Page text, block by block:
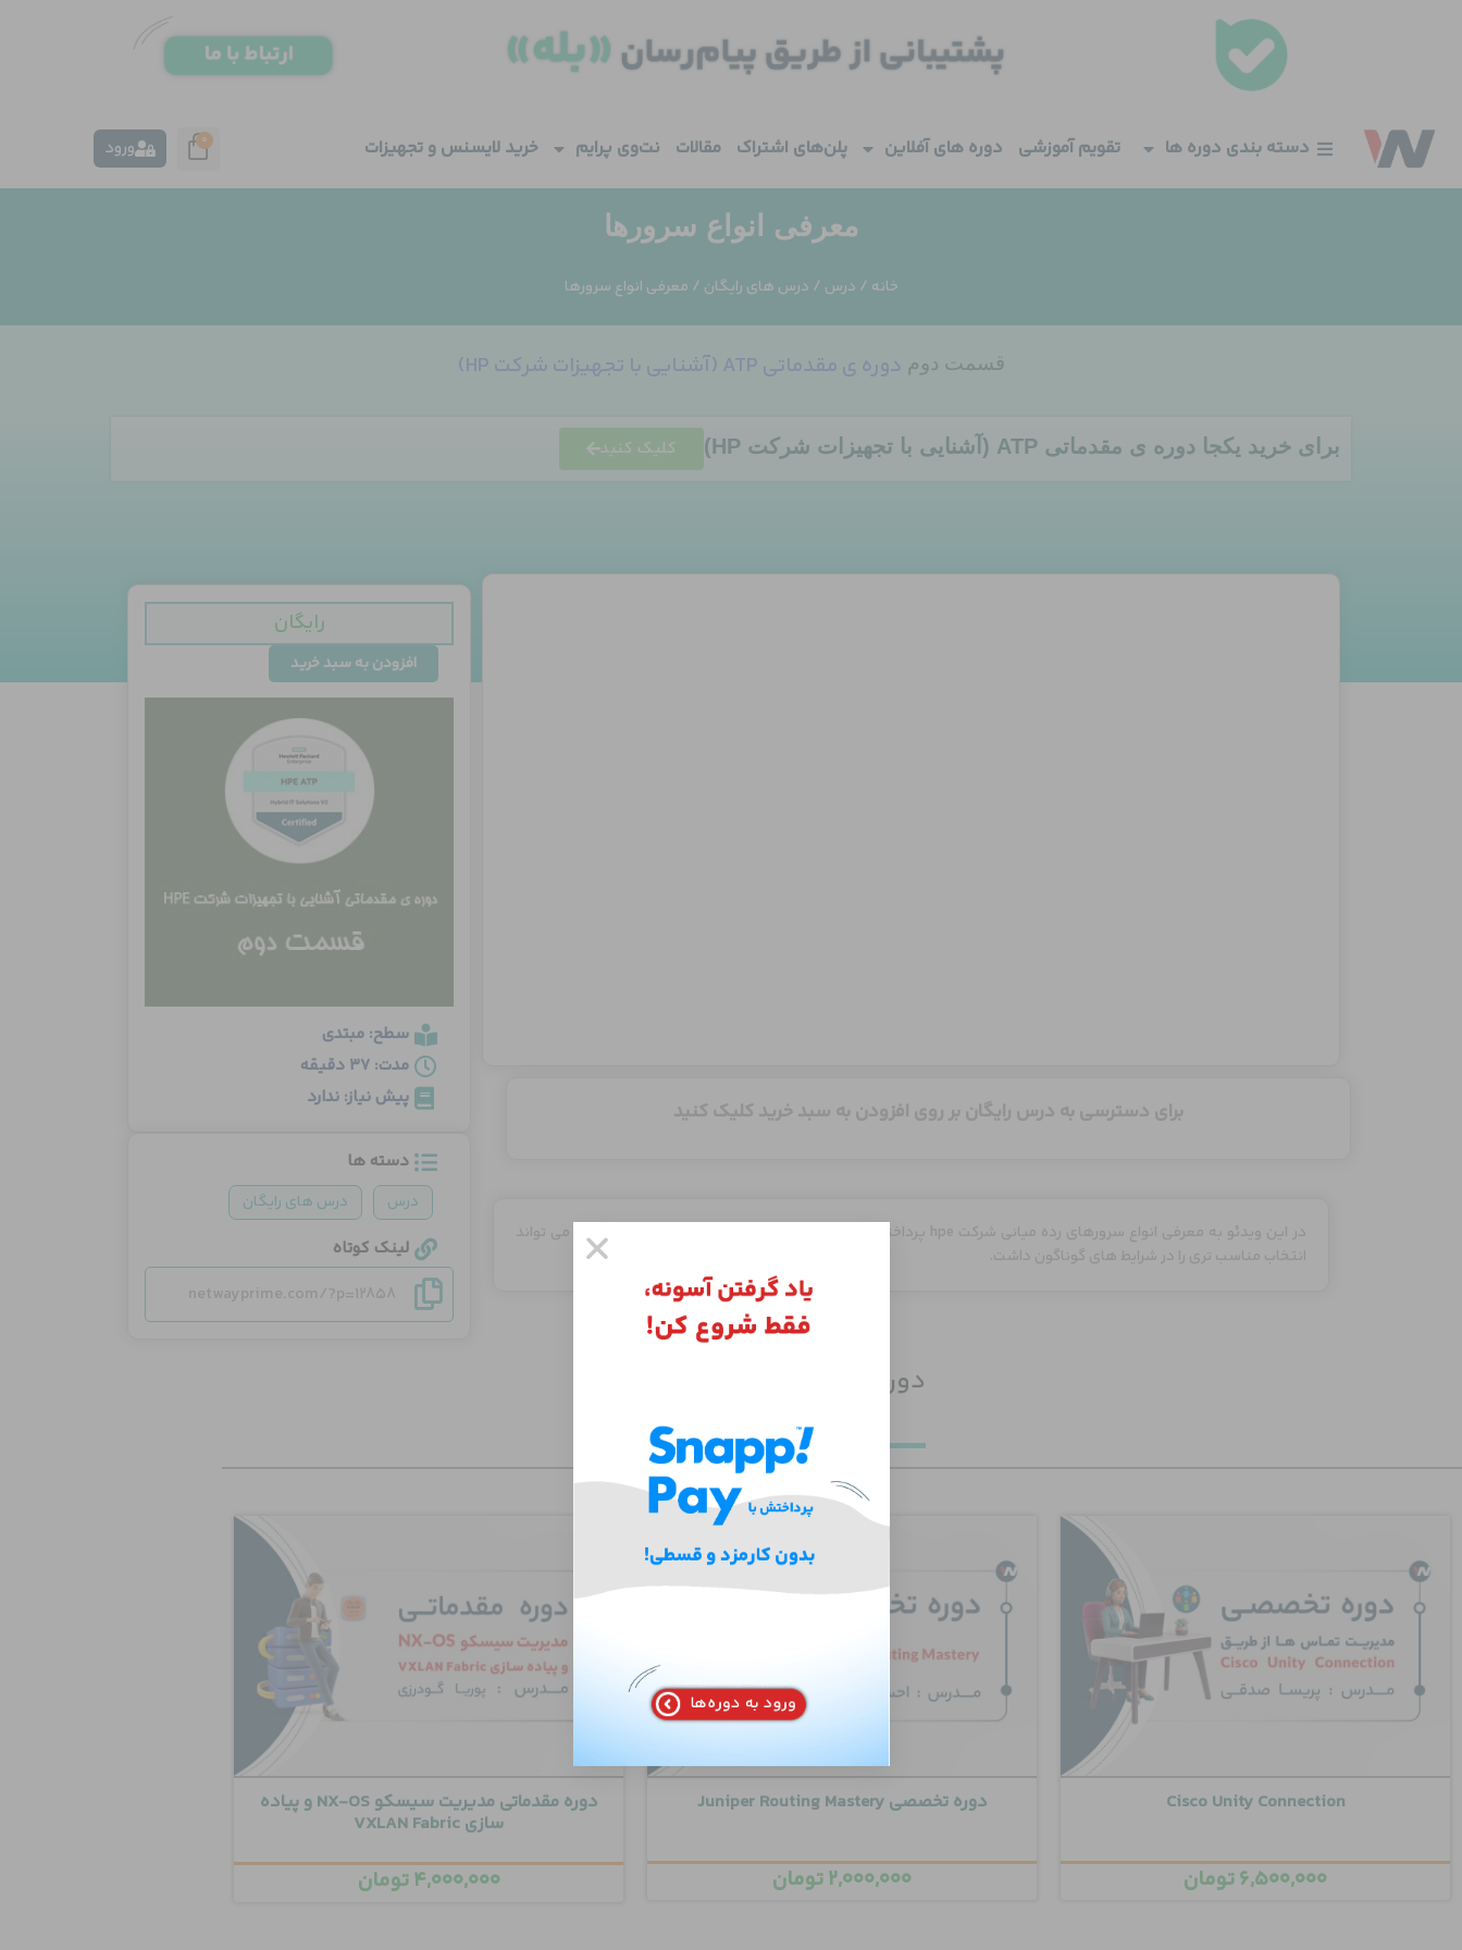
دسته بندی دوره ها تقویم آموزشی دوره های آفلاین پلن‌های اشتراک مقالات نت‌وی پرایم خرید لایسنس و تجهیزات 0 ورود
معرفی انواع سرورها
خانه / درس / درس های رایگان / معرفی انواع سرورها
قسمت دوم دوره ی مقدماتی ATP (آشنایی با تجهیزات شرکت HP)
برای خرید یکجا دوره ی مقدماتی ATP (آشنایی با تجهیزات شرکت HP) کلیک کنید
برای دسترسی به درس رایگان بر روی افزودن به سبد خرید کلیک کنید
در این ویدئو به معرفی انواع سرورهای رده میانی شرکت hpe پرداخته می شود. با شناخت از مدل های مختلف سرورها می تواند
انتخاب مناسب تری را در شرایط های گوناگون داشت.
رایگان
معرفی
انواع
سرورها
افزودن به سبد خرید
سطح: مبتدی
مدت: 37 دقیقه
پیش نیاز: ندارد
دسته ها
درس درس های رایگان
لینک کوتاه
netwayprime.com/?p=12858
دوره های مرتبط
Cisco Unity Connection
۶,۵۰۰,۰۰۰تومان
دوره تخصصی Juniper Routing Mastery
۲,۰۰۰,۰۰۰تومان
دوره مقدماتی مدیریت سیسکو NX-OS و پیاده
سازی VXLAN Fabric
۴,۰۰۰,۰۰۰تومان